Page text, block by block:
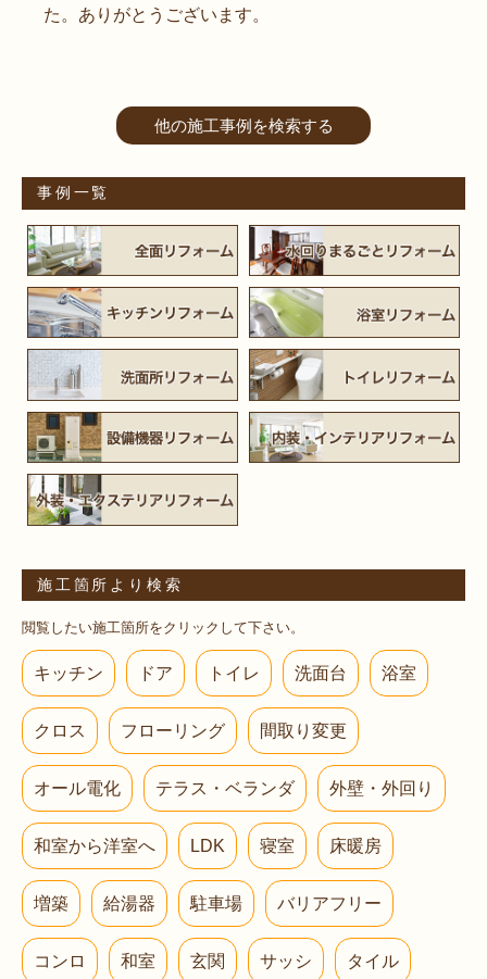
た。ありがとうございます。
他の施工事例を検索する
事例一覧
施工箇所より検索
閲覧したい施工箇所をクリックして下さい。
キッチン ドア トイレ 洗面台 浴室
クロス フローリング 間取り変更
オール電化 テラス・ベランダ 外壁・外回り
和室から洋室へ LDK 寝室 床暖房
増築 給湯器 駐車場 バリアフリー
コンロ 和室 玄関 サッシ タイル